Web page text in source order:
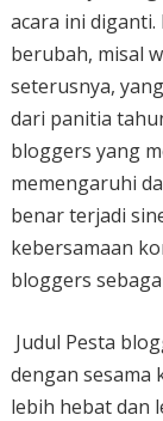
acara ini
berubah, misal
seterusnya,
dari panitia
bloggers yang
memengaruhi
benar terjadi
kebersamaan
bloggers
Judul Pesta
dengan sesama
lebih hebat dan